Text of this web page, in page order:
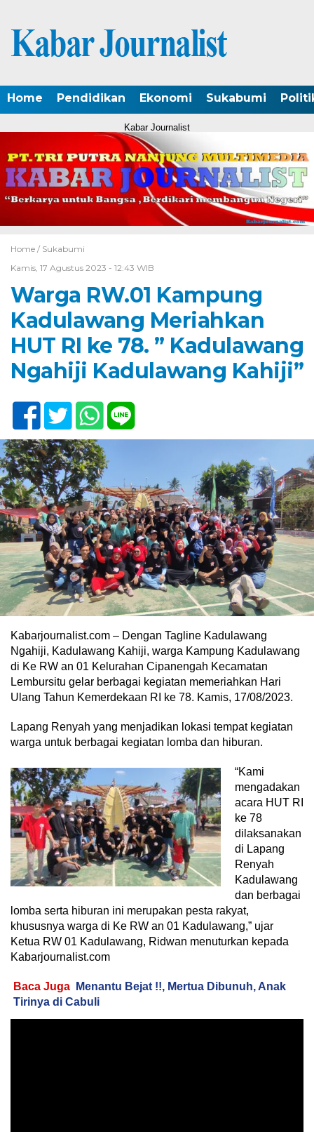
Home Pendidikan Ekonomi Sukabumi
Kabar Journalist
Home / Sukabumi
Kamis, 17 Agustus 2023 - 12:43 WIB
Warga RW.01 Kampung
Kadulawang Meriahkan
HUT RI ke 78. ” Kadulawang
Ngahiji Kadulawang Kahiji”
Kabarjournalist.com – Dengan Tagline Kadulawang
Ngahiji, Kadulawang Kahiji, warga Kampung Kadulawang
di Ke RW an 01 Kelurahan Cipanengah Kecamatan
Lembursitu gelar berbagai kegiatan memeriahkan Hari
Ulang Tahun Kemerdekaan RI ke 78. Kamis, 17/08/2023.
Lapang Renyah yang menjadikan lokasi tempat kegiatan
warga untuk berbagai kegiatan lomba dan hiburan.
“Kami
mengadakan
acara HUT RI
ke 78
dilaksanakan
di Lapang
Renyah
Kadulawang
dan berbagai
lomba serta hiburan ini merupakan pesta rakyat,
khususnya warga di Ke RW an 01 Kadulawang,” ujar
Ketua RW 01 Kadulawang, Ridwan menuturkan kepada
Kabarjournalist.com
Baca Juga
Menantu Bejat !!, Mertua Dibunuh, Anak
Tirinya di Cabuli